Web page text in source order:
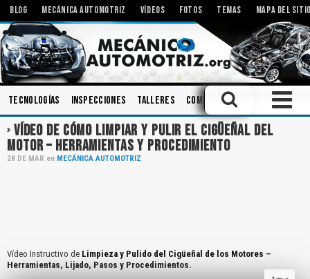
BLOG MECÁNICA AUTOMOTRIZ VÍDEOS FOTOS TEMAS MAPA DEL
Tecnologías Inspecciones Talleres Componentes
VÍDEO DE CÓMO LIMPIAR Y PULIR EL CIGÜEÑAL DEL
MOTOR – HERRAMIENTAS Y PROCEDIMIENTO
28 DE MAR en MECÁNICA AUTOMOTRIZ
Vídeo Instructivo de Limpieza y Pulido del Cigüeñal de los Motores –
Herramientas, Lijado, Pasos y Procedimientos.